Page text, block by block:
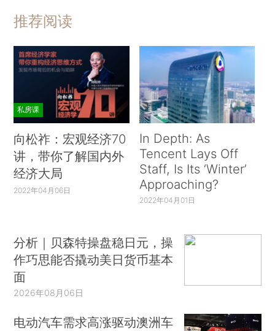
推荐阅读
私房课
向松祚：宏观经济70
讲，带你了解国内外
经济大局
2022年04月06日
In Depth: As
Tencent Lays Off
Staff, Is Its ‘Winter’
Approaching?
2022年04月01日
分析｜贝森特操盘稳日元，操
作巧思能否撬动美日货币基本
面
2026年08月06日
电动汽车需求高涨驱动澳洲车